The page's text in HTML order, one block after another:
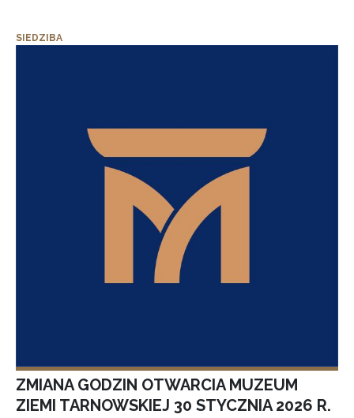
SIEDZIBA
ZMIANA GODZIN OTWARCIA MUZEUM
ZIEMI TARNOWSKIEJ 30 STYCZNIA 2026 R.